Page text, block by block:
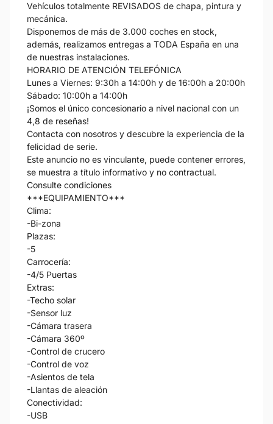
Vehículos totalmente REVISADOS de chapa, pintura y
mecánica.
Disponemos de más de 3.000 coches en stock,
además, realizamos entregas a TODA España en una
de nuestras instalaciones.
HORARIO DE ATENCIÓN TELEFÓNICA
Lunes a Viernes: 9:30h a 14:00h y de 16:00h a 20:00h
Sábado: 10:00h a 14:00h
¡Somos el único concesionario a nivel nacional con un
4,8 de reseñas!
Contacta con nosotros y descubre la experiencia de la
felicidad de serie.
Este anuncio no es vinculante, puede contener errores,
se muestra a título informativo y no contractual.
Consulte condiciones
***EQUIPAMIENTO***
Clima:
-Bi-zona
Plazas:
-5
Carrocería:
-4/5 Puertas
Extras:
-Techo solar
-Sensor luz
-Cámara trasera
-Cámara 360º
-Control de crucero
-Control de voz
-Asientos de tela
-Llantas de aleación
Conectividad:
-USB